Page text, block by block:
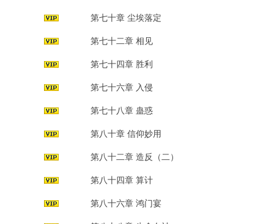
第七十章 尘埃落定
第七十二章 相见
第七十四章 胜利
第七十六章 入侵
第七十八章 蛊惑
第八十章 信仰妙用
第八十二章 造反（二）
第八十四章 算计
第八十六章 鸿门宴